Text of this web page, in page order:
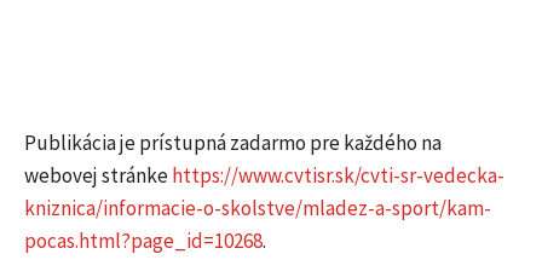
Publikácia je prístupná zadarmo pre každého na
webovej stránkehttps://www.cvtisr.sk/cvti-sr-vedecka-
kniznica/informacie-o-skolstve/mladez-a-sport/kam-
pocas.html?page_id=10268.